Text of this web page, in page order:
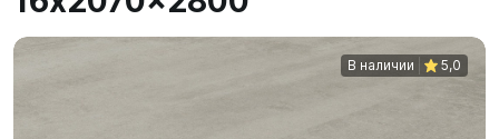
В наличии 5,0